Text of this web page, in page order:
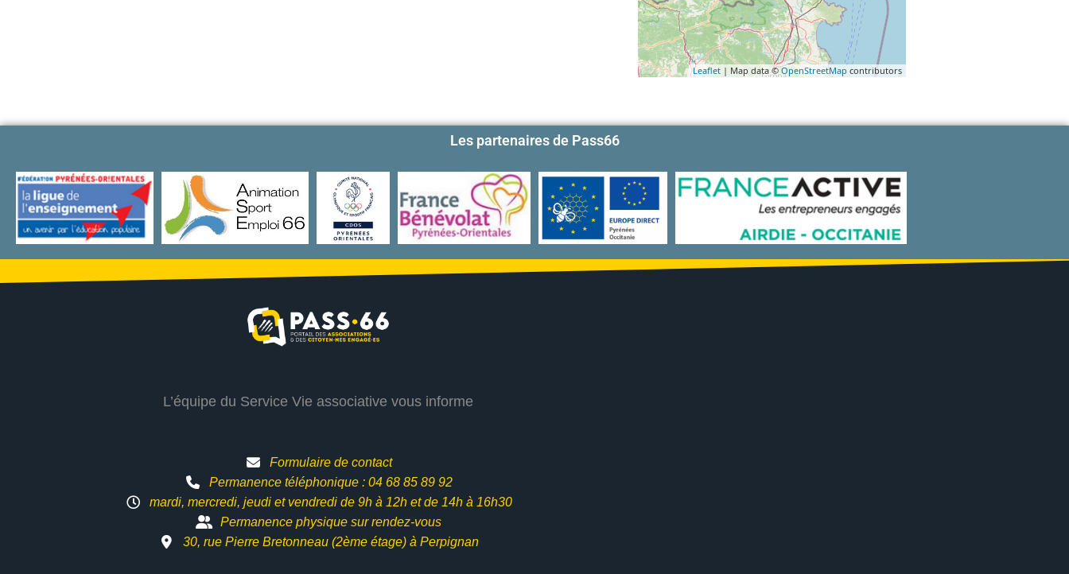
Leaflet | Map data ©OpenStreetMap contributors
Les partenaires de Pass66
L’équipe du Service Vie associative vous informe
Formulaire de contact
Permanence téléphonique : 04 68 85 89 92
mardi, mercredi, jeudi et vendredi de 9h à 12h etde 14h à 16h30
Permanence physique sur rendez-vous
30, rue Pierre Bretonneau (2ème étage) à Perpignan